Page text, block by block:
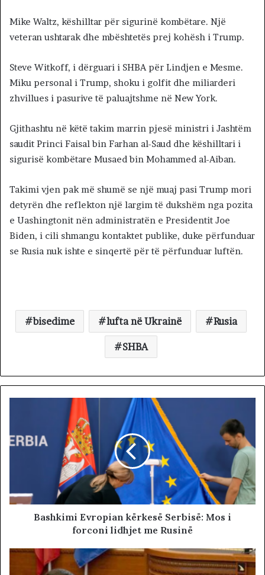
Mike Waltz, këshilltar për sigurinë kombëtare. Një
veteran ushtarak dhe mbështetës prej kohësh i Trump.
Steve Witkoff, i dërguari i SHBA për Lindjen e Mesme.
Miku personal i Trump, shoku i golfit dhe miliarderi
zhvillues i pasurive të paluajtshme në New York.
Gjithashtu në këtë takim marrin pjesë ministri i Jashtëm
saudit Princi Faisal bin Farhan al-Saud dhe këshilltari i
sigurisë kombëtare Musaed bin Mohammed al-Aiban.
Takimi vjen pak më shumë se një muaj pasi Trump mori
detyrën dhe reflekton një largim të dukshëm nga pozita
e Uashingtonit nën administratën e Presidentit Joe
Biden, i cili shmangu kontaktet publike, duke përfunduar
se Rusia nuk ishte e sinqertë për të përfunduar luftën.
bisedime lufta në Ukrainë Rusia
SHBA
Bashkimi Evropian kërkesë Serbisë: Mos i
forconi lidhjet me Rusinë